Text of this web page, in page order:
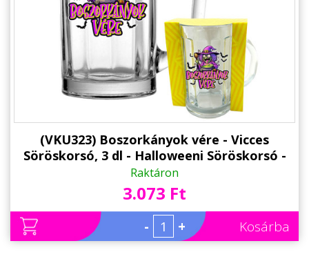
(VKU323) Boszorkányok vére - Vicces
Söröskorsó, 3 dl - Halloweeni Söröskorsó -
Halloween Kellék
Raktáron
3.073 Ft
- + Kosárba